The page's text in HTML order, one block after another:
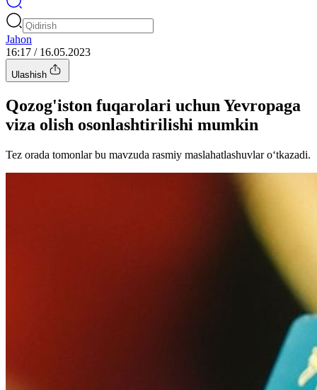
Jahon
16:17 / 16.05.2023
Ulashish
Qozog'iston fuqarolari uchun Yevropaga
viza olish osonlashtirilishi mumkin
Tez orada tomonlar bu mavzuda rasmiy maslahatlashuvlar o‘tkazadi.